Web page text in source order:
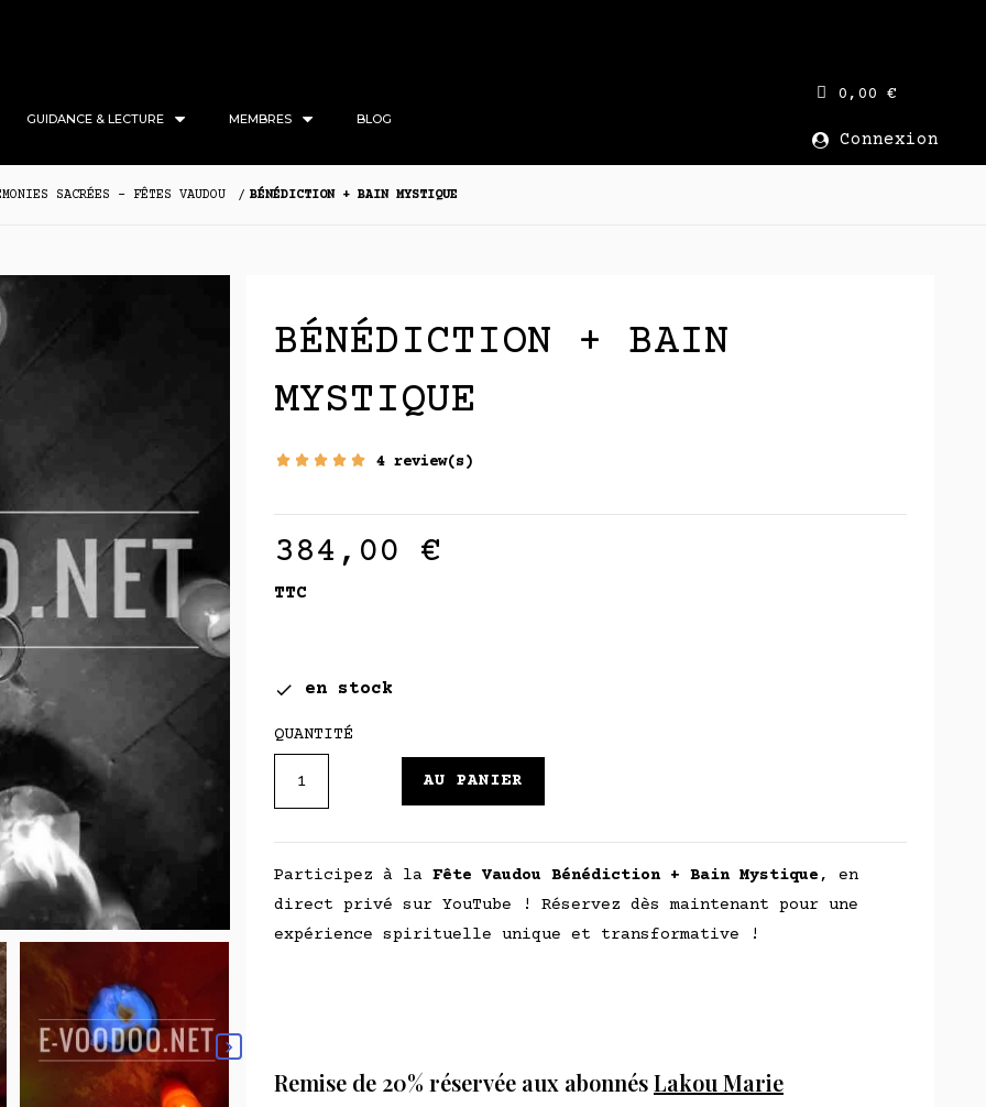
GUIDANCE & LECTURE MEMBRES BLOG
0,00 €
Connexion
SACRÉES - FÊTES VAUDOU BÉNÉDICTION + BAIN MYSTIQUE

BÉNÉDICTION + BAIN
MYSTIQUE
4 review(s)
384,00 €
TTC
 en stock
QUANTITÉ
AU PANIER
Participez à la Fête Vaudou Bénédiction + Bain Mystique , en
direct privé sur YouTube ! Réservez dès maintenant pour une
expérience spirituelle unique et transformative !
Remise de 20% réservée aux abonnésLakou Marie